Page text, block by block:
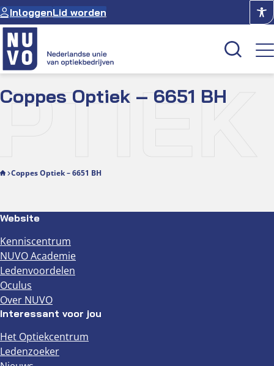
Ga
naar
de
inhoud
InloggenLid worden
Oculus
Optiekcentrum
Coppes Optiek – 6651 BH
Coppes Optiek – 6651 BH
Website
Kenniscentrum
NUVO Academie
Ledenvoordelen
Oculus
Over NUVO
Interessant voor jou
Het Optiekcentrum
Ledenzoeker